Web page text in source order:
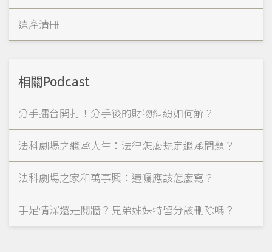
遺產清冊
相關Podcast
分手擂台開打！分手後的財物糾紛如何解？
法科劇場之繼承人生：法律怎麼規定繼承問題？
法科劇場之家和萬事興：遺囑應該怎麼寫？
手足情深還是鬩牆？兄弟姊妹特留分該刪除嗎？